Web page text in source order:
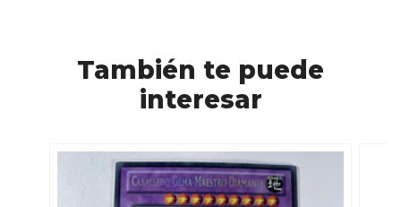
También te puede
interesar